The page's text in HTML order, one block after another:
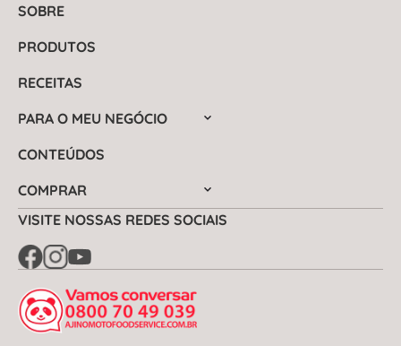
SOBRE
PRODUTOS
RECEITAS
PARA O MEU NEGÓCIO
CONTEÚDOS
COMPRAR
VISITE NOSSAS REDES SOCIAIS